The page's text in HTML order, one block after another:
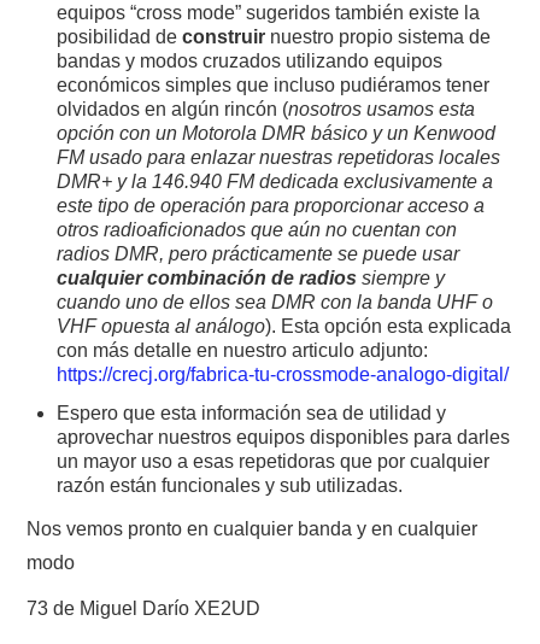
equipos “cross mode” sugeridos también existe la
posibilidad deconstruir nuestro propio sistema de
bandas y modos cruzados utilizando equipos
económicos simples que incluso pudiéramos tener
olvidados en algún rincón (nosotros usamos esta
opción con un Motorola DMR básico y un Kenwood
FM usado para enlazar nuestras repetidoras locales
DMR+ y la 146.940 FM dedicada exclusivamente a
este tipo de operación para proporcionar acceso a
otros radioaficionados que aún no cuentan con
radios DMR, pero prácticamente se puede usar
cualquier combinación de radios siempre y
cuando uno de ellos sea DMR con la banda UHF o
VHF opuesta al análogo). Esta opción esta explicada
con más detalle en nuestro articulo adjunto:
https://crecj.org/fabrica-tu-crossmode-analogo-digital/
Espero que esta información sea de utilidad y
aprovechar nuestros equipos disponibles para darles
un mayor uso a esas repetidoras que por cualquier
razón están funcionales y sub utilizadas.
Nos vemos pronto en cualquier banda y en cualquier
modo
73 de Miguel Darío XE2UD